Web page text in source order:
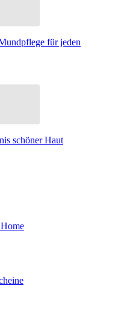
für jeden
schöner Haut